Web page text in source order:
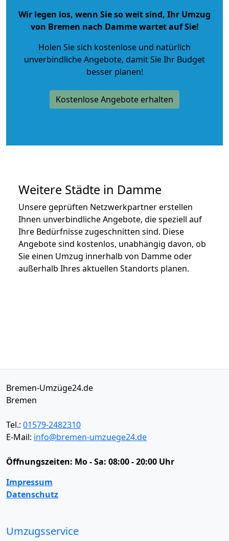
Wir legen los, wenn Sie so weit sind, Ihr Umzug
von Bremen nach Damme wartet auf Sie!
Holen Sie sich kostenlose und natürlich
unverbindliche Angebote, damit Sie Ihr Budget
besser planen!
Kostenlose Angebote erhalten
Weitere Städte in Damme
Unsere geprüften Netzwerkpartner erstellen
Ihnen unverbindliche Angebote, die speziell auf
Ihre Bedürfnisse zugeschnitten sind. Diese
Angebote sind kostenlos, unabhängig davon, ob
Sie einen Umzug innerhalb von Damme oder
außerhalb Ihres aktuellen Standorts planen.
Bremen-Umzüge24.de
Bremen
Tel.: 01579-2482310
E-Mail: info@bremen-umzuege24.de
Öffnungszeiten: Mo - Sa: 08:00 - 20:00 Uhr
Impressum
Datenschutz
Umzugsservice